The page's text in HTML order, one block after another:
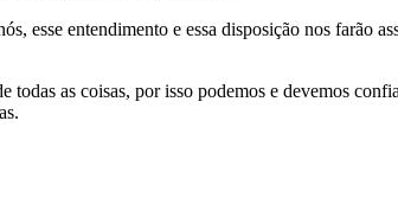
esse entendimento e essa disposição nos farão
as coisas, por isso podemos e devemos